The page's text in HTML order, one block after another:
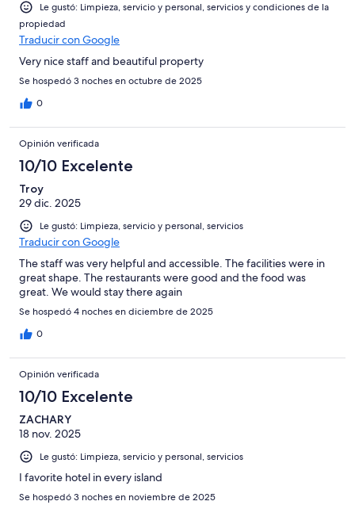
Le gustó: Limpieza, servicio y personal, servicios y condiciones de la
propiedad
Traducir con Google
Very nice staff and beautiful property
Se hospedó 3 noches en octubre de 2025
0
Opinión verificada
10/10 Excelente
Troy
29 dic. 2025
Le gustó: Limpieza, servicio y personal, servicios
Traducir con Google
The staff was very helpful and accessible. The facilities were in
great shape. The restaurants were good and the food was
great. We would stay there again
Se hospedó 4 noches en diciembre de 2025
0
Opinión verificada
10/10 Excelente
ZACHARY
18 nov. 2025
Le gustó: Limpieza, servicio y personal, servicios
I favorite hotel in every island
Se hospedó 3 noches en noviembre de 2025